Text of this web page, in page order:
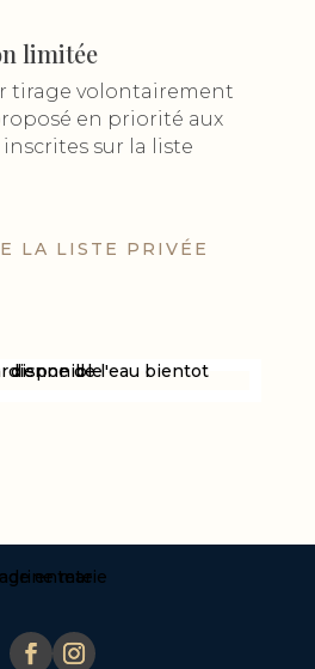
limitée
tirage volontairement
en priorité aux
sur la liste
LA LISTE PRIVÉE